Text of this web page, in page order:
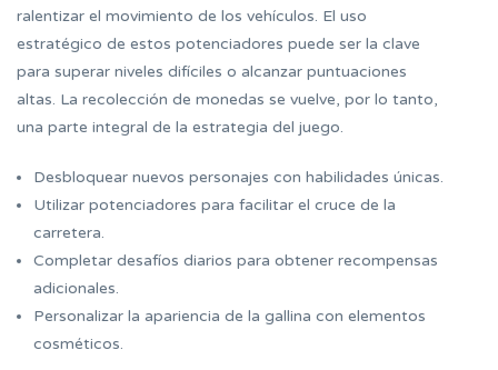
ralentizar el movimiento de los vehículos. El uso
estratégico de estos potenciadores puede ser la clave
para superar niveles difíciles o alcanzar puntuaciones
altas. La recolección de monedas se vuelve, por lo tanto,
una parte integral de la estrategia del juego.
Desbloquear nuevos personajes con habilidades únicas.
Utilizar potenciadores para facilitar el cruce de la
carretera.
Completar desafíos diarios para obtener recompensas
adicionales.
Personalizar la apariencia de la gallina con elementos
cosméticos.